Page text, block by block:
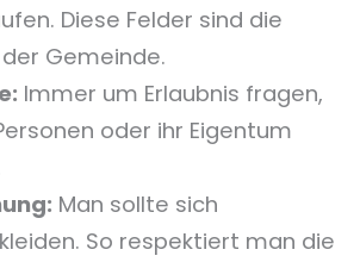
Diese Felder sind die
Gemeinde.
Immer um Erlaubnis fragen,
oder ihr Eigentum
Man sollte sich
So respektiert man die